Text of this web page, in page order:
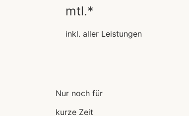
mtl.*
inkl. aller Leistungen
Nur noch für
kurze Zeit